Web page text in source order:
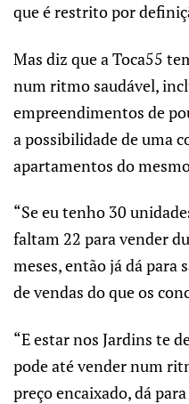
que é restrito por
Mas diz que a Toca55
num ritmo saudável,
empreendimentos de
a possibilidade de uma
apartamentos do
“Se eu tenho 30
faltam 22 para vender
meses, então já dá para
de vendas do que os
“E estar nos Jardins te
pode até vender num
preço encaixado, dá